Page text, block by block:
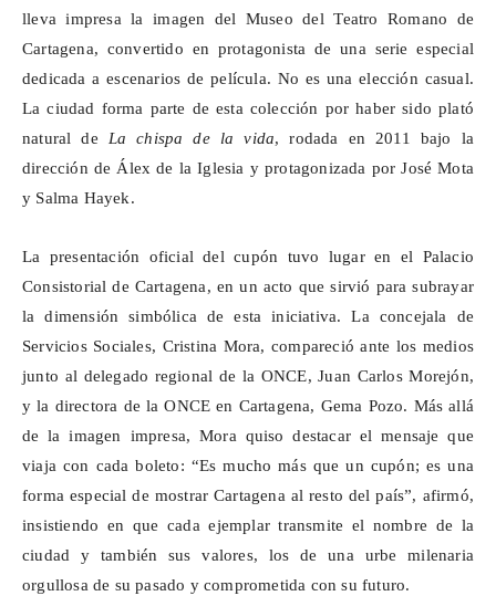
lleva impresa la imagen del Museo del Teatro Romano de
Cartagena, convertido en protagonista de una serie especial
dedicada a escenarios de película. No es una elección casual.
La ciudad forma parte de esta colección por haber sido plató
natural de La chispa de la vida, rodada en 2011 bajo la
dirección de Álex de la Iglesia y protagonizada por José Mota
y Salma Hayek.
La presentación oficial del cupón tuvo lugar en el Palacio
Consistorial de Cartagena, en un acto que sirvió para subrayar
la dimensión simbólica de esta iniciativa. La concejala de
Servicios Sociales, Cristina Mora, compareció ante los medios
junto al delegado regional de la ONCE, Juan Carlos Morejón,
y la directora de la ONCE en Cartagena, Gema Pozo. Más allá
de la imagen impresa, Mora quiso destacar el mensaje que
viaja con cada boleto: “Es mucho más que un cupón; es una
forma especial de mostrar Cartagena al resto del país”, afirmó,
insistiendo en que cada ejemplar transmite el nombre de la
ciudad y también sus valores, los de una urbe milenaria
orgullosa de su pasado y comprometida con su futuro.